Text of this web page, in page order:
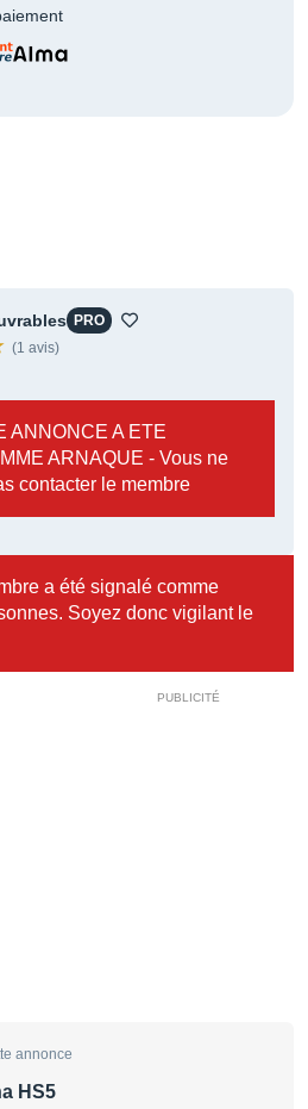
PRO
(1 avis)
ANNONCE A ETE
ARNAQUE - Vous ne
contacter le membre
a été signalé comme
Soyez donc vigilant le
annonce
HS5